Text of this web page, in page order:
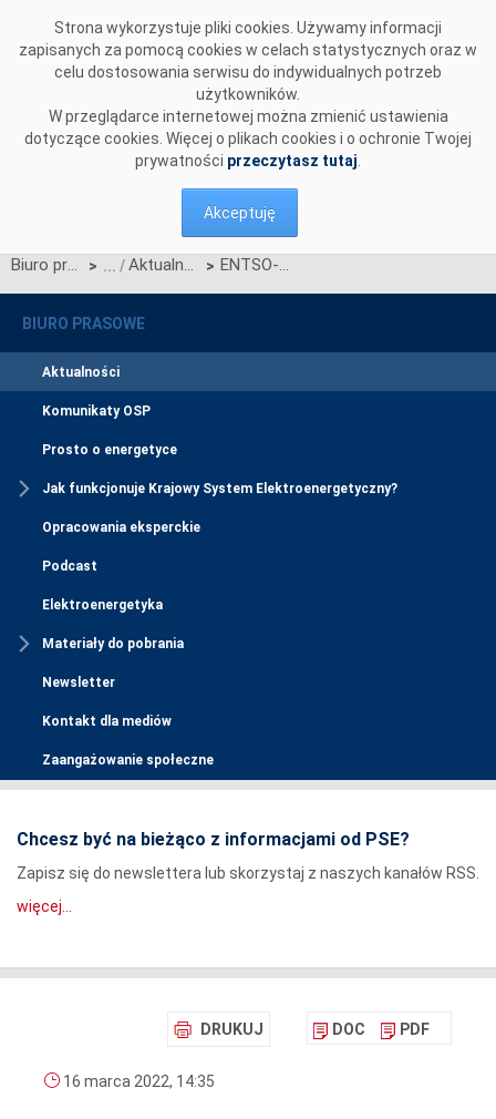
Strona wykorzystuje pliki cookies. Używamy informacji
zapisanych za pomocą cookies w celach statystycznych oraz w
celu dostosowania serwisu do indywidualnych potrzeb
użytkowników.
W przeglądarce internetowej można zmienić ustawienia
dotyczące cookies. Więcej o plikach cookies i o ochronie Twojej
prywatności przeczytasz tutaj
Akceptuję
Biuro prasowe > Aktualności > ENTSO-E: Systemy Ukrainy i Mołdawii awaryjnie zsynchronizowane z systemem Europy kontynentalnej
BIURO PRASOWE
Aktualności
Komunikaty OSP
Prosto o energetyce
Jak funkcjonuje Krajowy System Elektroenergetyczny?
Opracowania eksperckie
Podcast
Elektroenergetyka
Materiały do pobrania
Newsletter
Kontakt dla mediów
Zaangażowanie społeczne
Chcesz być na bieżąco z informacjami od PSE?
Zapisz się do newslettera lub skorzystaj z naszych kanałów RSS.
więcej...
DRUKUJ DOC PDF
16 marca 2022, 14:35